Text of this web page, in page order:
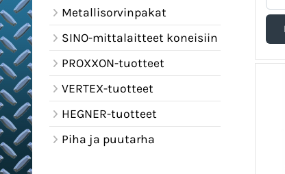
Metallisorvinpakat
SINO-mittalaitteet koneisiin
PROXXON-tuotteet
VERTEX-tuotteet
HEGNER-tuotteet
Piha ja puutarha